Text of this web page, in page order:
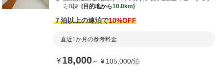
ミB棟
目的地から10.0km
７泊以上の連泊で10%OFF
直近1か月の参考料金
¥18,000～ ¥105,000/泊